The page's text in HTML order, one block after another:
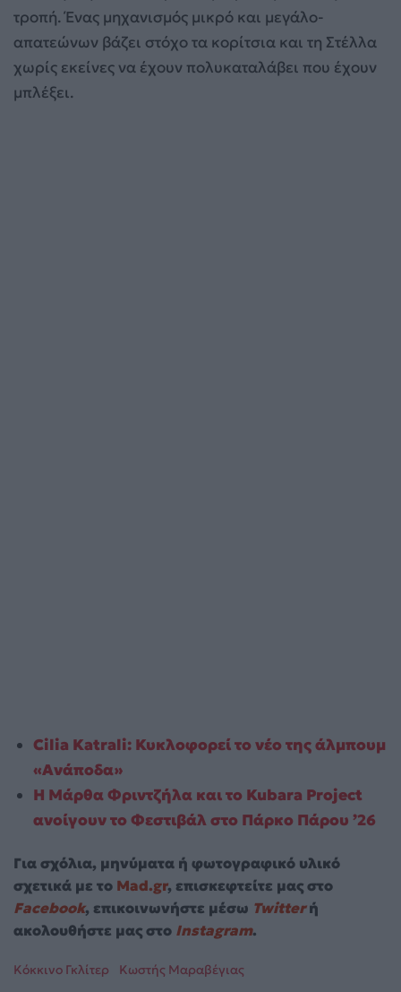
τροπή. Ένας μηχανισμός μικρό και μεγάλο-
απατεώνων βάζει στόχο τα κορίτσια και τη Στέλλα
χωρίς εκείνες να έχουν πολυκαταλάβει που έχουν
μπλέξει.
Cilia Katrali: Κυκλοφορεί το νέο της άλμπουμ
«Ανάποδα»
Η Μάρθα Φριντζήλα και το Kubara Project
ανοίγουν το Φεστιβάλ στο Πάρκο Πάρου ’26
Για σχόλια, μηνύματα ή φωτογραφικό υλικό
σχετικά με το Mad.gr, επισκεφτείτε μας στο
Facebook, επικοινωνήστε μέσω Twitterή
ακολουθήστε μας στο Instagram.
Κόκκινο Γκλίτερ Κωστής Μαραβέγιας